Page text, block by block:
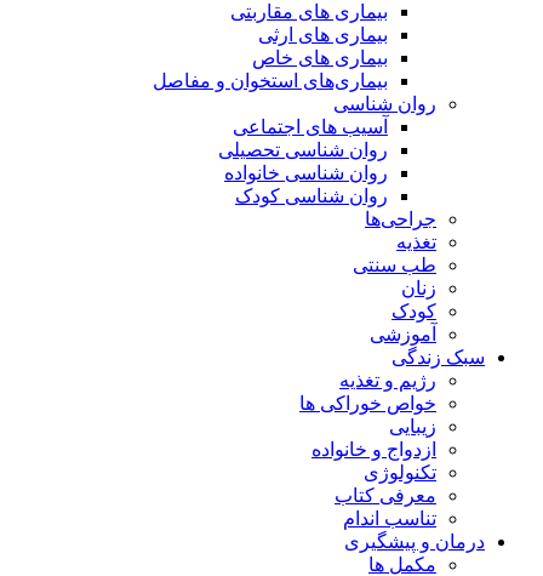
بیماری های مقاربتی
بیماری های ارثی
بیماری های خاص
بیماری‌های استخوان و مفاصل
روان شناسی
آسیب های اجتماعی
روان شناسی تحصیلی
روان شناسی خانواده
روان شناسی کودک
جراحی‌ها
تغذیه
طب سنتی
زنان
کودک
آموزشی
سبک زندگی
رژیم و تغذیه
خواص خوراکی ها
زیبایی
ازدواج و خانواده
تکنولوژی
معرفی کتاب
تناسب اندام
درمان و پیشگیری
مکمل ها